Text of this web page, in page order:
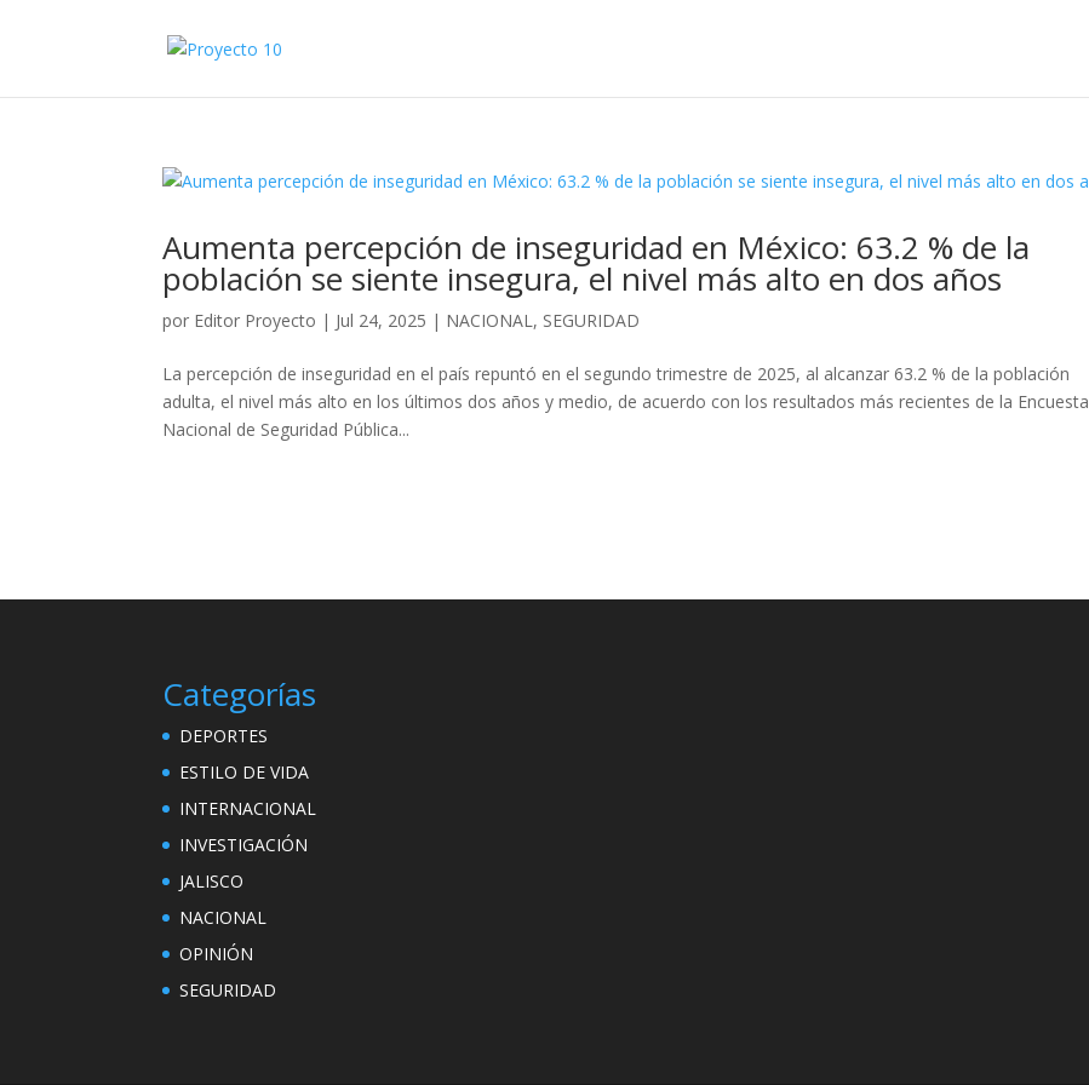
Aumenta percepción de inseguridad en México: 63.2 % de la
población se siente insegura, el nivel más alto en dos años
por Editor Proyecto | Jul 24, 2025 | NACIONAL, SEGURIDAD
La percepción de inseguridad en el país repuntó en el segundo trimestre de 2025, al alcanzar 63.2 % de la población
adulta, el nivel más alto en los últimos dos años y medio, de acuerdo con los resultados más recientes de la Encuesta
Nacional de Seguridad Pública...
Categorías
DEPORTES
ESTILO DE VIDA
INTERNACIONAL
INVESTIGACIÓN
JALISCO
NACIONAL
OPINIÓN
SEGURIDAD